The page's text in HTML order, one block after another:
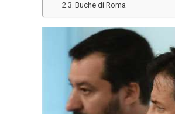
Buche di Roma